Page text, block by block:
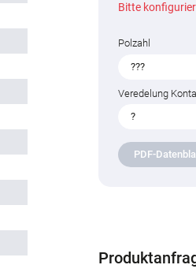
Bitte
Polzahl
???
Veredelung
?
PDF-